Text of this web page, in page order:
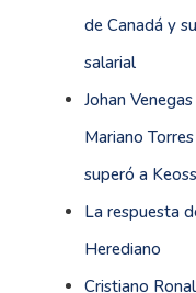
de Canadá y
salarial
Johan
Mariano
superó a
La respuesta
Herediano
Cristiano